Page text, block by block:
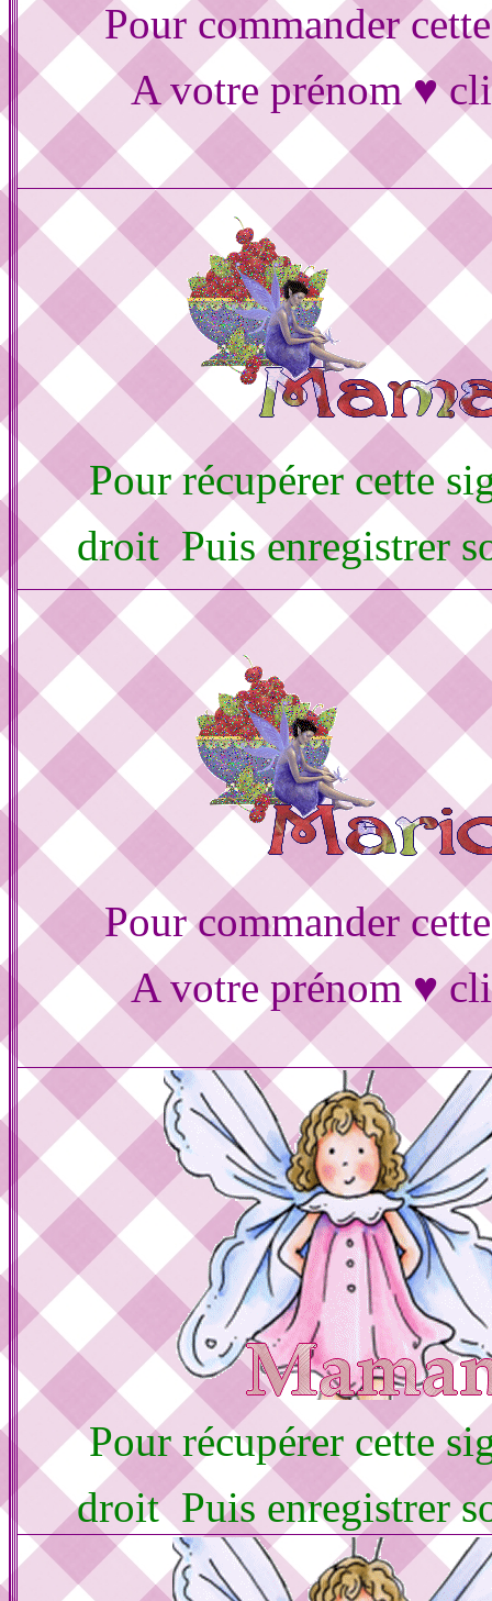
Pour commander
A votre prénom ♥
Pour récupérer cette
droit Puis enregistrer
Pour commander
A votre prénom ♥
Pour récupérer cette
droit Puis enregistrer